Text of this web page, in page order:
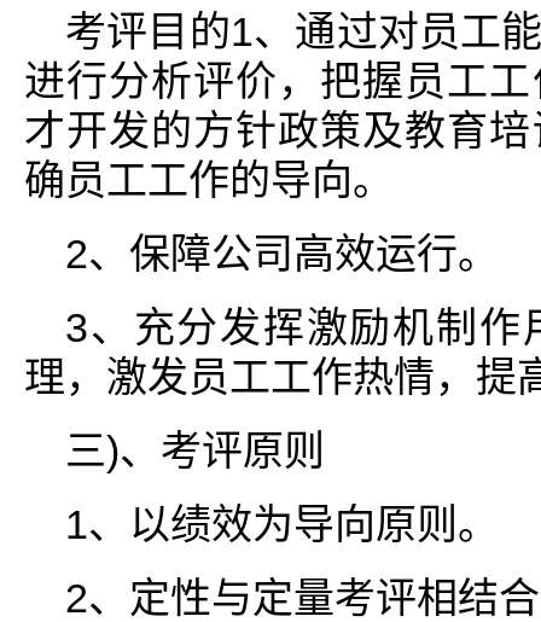
考评目的1、通过对员工
进行分析评价，把握员工
才开发的方针政策及教育
确员工工作的导向。
2、保障公司高效运行。
3、充分发挥激励机制作
理，激发员工工作热情，提
三)、考评原则
1、以绩效为导向原则。
2、定性与定量考评相结